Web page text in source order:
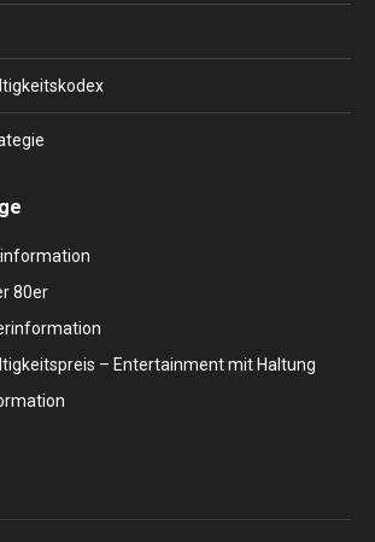
80er
– Entertainment mit Haltung